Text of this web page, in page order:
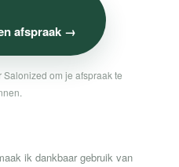
afspraak →
om je afspraak te
ik dankbaar gebruik van